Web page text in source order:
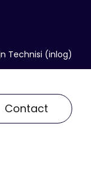
Technisi (inlog)
Contact